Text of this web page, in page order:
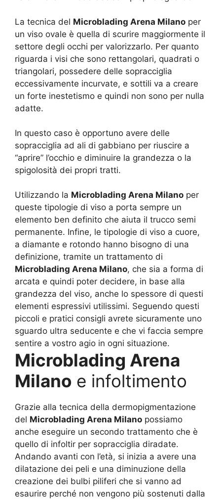
La tecnica del Microblading Arena Milano per
un viso ovale è quella di scurire maggiormente il
settore degli occhi per valorizzarlo. Per quanto
riguarda i visi che sono rettangolari, quadrati o
triangolari, possedere delle sopracciglia
eccessivamente incurvate, e sottili va a creare
un forte inestetismo e quindi non sono per nulla
adatte.
In questo caso è opportuno avere delle
sopracciglia ad ali di gabbiano per riuscire a
“aprire” l’occhio e diminuire la grandezza o la
spigolosità dei propri tratti.
Utilizzando la Microblading Arena Milano per
queste tipologie di viso a porta sempre un
elemento ben definito che aiuta il trucco semi
permanente. Infine, le tipologie di viso a cuore,
a diamante e rotondo hanno bisogno di una
definizione, tramite un trattamento di
Microblading Arena Milano, che sia a forma di
arcata e quindi poter decidere, in base alla
grandezza del viso, anche lo spessore di questi
elementi espressivi utilissimi. Seguendo questi
piccoli e pratici consigli avrete sicuramente uno
sguardo ultra seducente e che vi faccia sempre
sentire a vostro agio in ogni situazione.
Microblading Arena
Milano e infoltimento
Grazie alla tecnica della dermopigmentazione
del Microblading Arena Milano possiamo
anche eseguire un secondo trattamento che è
quello di infoltir per sopracciglia diradate.
Andando avanti con l’età, si inizia a avere una
dilatazione dei peli e una diminuzione della
creazione dei bulbi piliferi che si vanno ad
esaurire perché non vengono più sostenuti dalla